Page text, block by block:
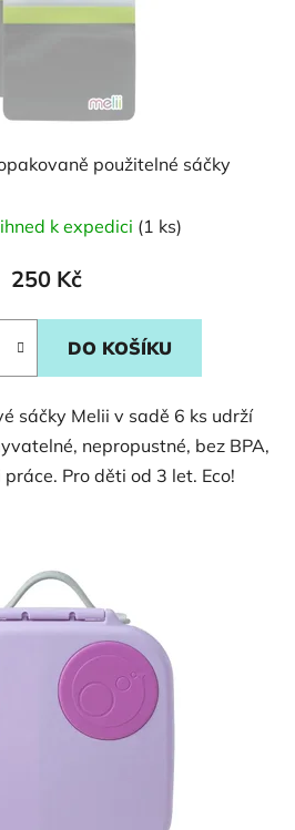
použitelné sáčky
k expedici (1 ks)
250 Kč
DO KOŠÍKU
sáčky Melii v sadě 6 ks udrží
nepropustné, bez BPA,
Pro děti od 3 let. Eco!